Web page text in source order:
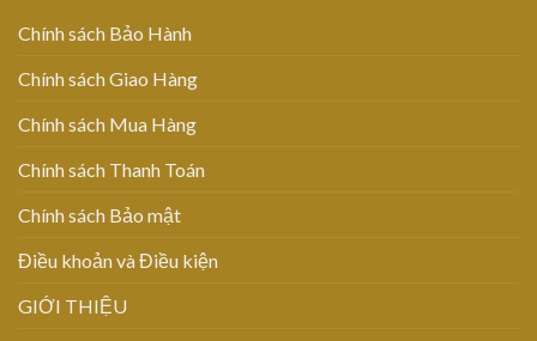
Chính sách Bảo Hành
Chính sách Giao Hàng
Chính sách Mua Hàng
Chính sách Thanh Toán
Chính sách Bảo mật
Điều khoản và Điều kiện
GIỚI THIỆU